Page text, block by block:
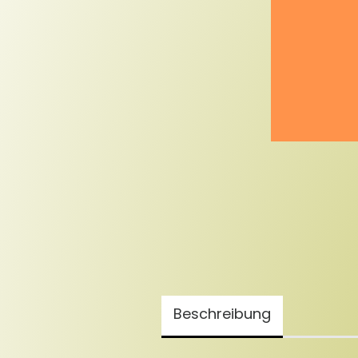
Beschreibung